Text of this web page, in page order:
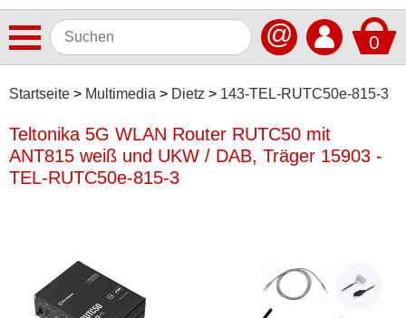
0
@
Startseite Multimedia Dietz 143-TEL-RUTC50e-815-3
Dashcams
Lautsprecher
Multimedia
Teltonika 5G WLAN Router RUTC50 mit
ANT815 weiß und UKW / DAB, Träger 15903 -
TEL-RUTC50e-815-3